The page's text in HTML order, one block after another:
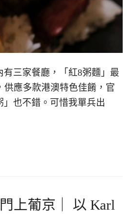
三家餐廳，「紅8粥麵」最
供應多款港澳特色佳餚，官
也不錯。可惜我單兵出
上葡京｜ 以 Karl